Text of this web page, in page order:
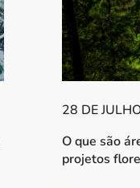
28 DE
O que são
projetos